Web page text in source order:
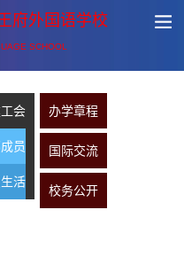
府外国语学校
SCHOOL
会
员
活
办学章程
国际交流
校务公开